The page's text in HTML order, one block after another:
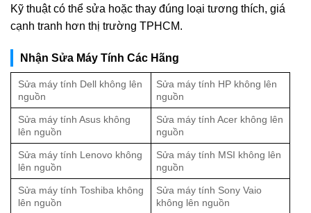
Kỹ thuật có thể sửa hoặc thay đúng loại tương thích, giá
cạnh tranh hơn thị trường TPHCM.
Nhận Sửa Máy Tính Các Hãng
Sửa máy tính Dell không lên
nguồn
Sửa máy tính HP không lên
nguồn
Sửa máy tính Asus không
lên nguồn
Sửa máy tính Acer không lên
nguồn
Sửa máy tính Lenovo không
lên nguồn
Sửa máy tính MSI không lên
nguồn
Sửa máy tính Toshiba không
lên nguồn
Sửa máy tính Sony Vaio
không lên nguồn